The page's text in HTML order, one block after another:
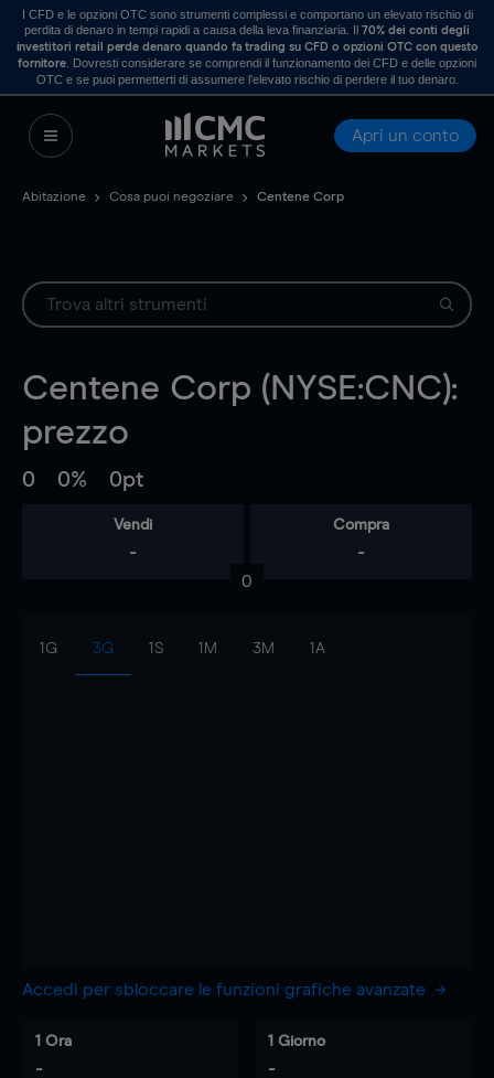
I CFD e le opzioni OTC sono strumenti complessi e comportano un elevato rischio di
perdita di denaro in tempi rapidi a causa della leva finanziaria. Il70% dei conti degli
investitori retail perde denaro quando fa trading su CFD o opzioni OTC con questo
fornitore . Dovresti considerare se comprendi il funzionamento dei CFD e delle opzioni
OTC e se puoi permetterti di assumere l’elevato rischio di perdere il tuo denaro.
Apri un conto
Abitazione Cosa puoi negoziare Centene Corp
Centene Corp (NYSE:CNC):
prezzo
0 0% 0pt
Vendi
-
Compra
-
0
1G 3G 1S 1M 3M 1A
Accedi per sbloccare le funzioni grafiche avanzate
1 Ora
-
1 Giorno
-